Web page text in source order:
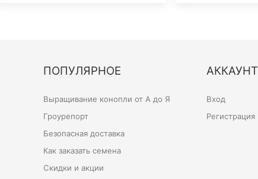
ПОПУЛЯРНОЕ
Выращивание конопли от А до Я
Гроурепорт
Безопасная доставка
Как заказать семена
Скидки и акции
АККАУНТ
Вход
Регистрация